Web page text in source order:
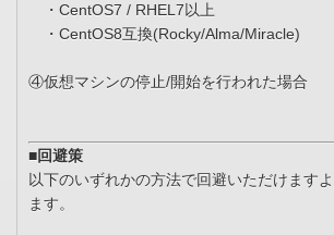
・CentOS7 / RHEL7以上
・CentOS8互換(Rocky/Alma/Miracle)
④仮想マシンの停止/開始を行われた場合
■回避策
以下のいずれかの方法で回避いただけます
ます。